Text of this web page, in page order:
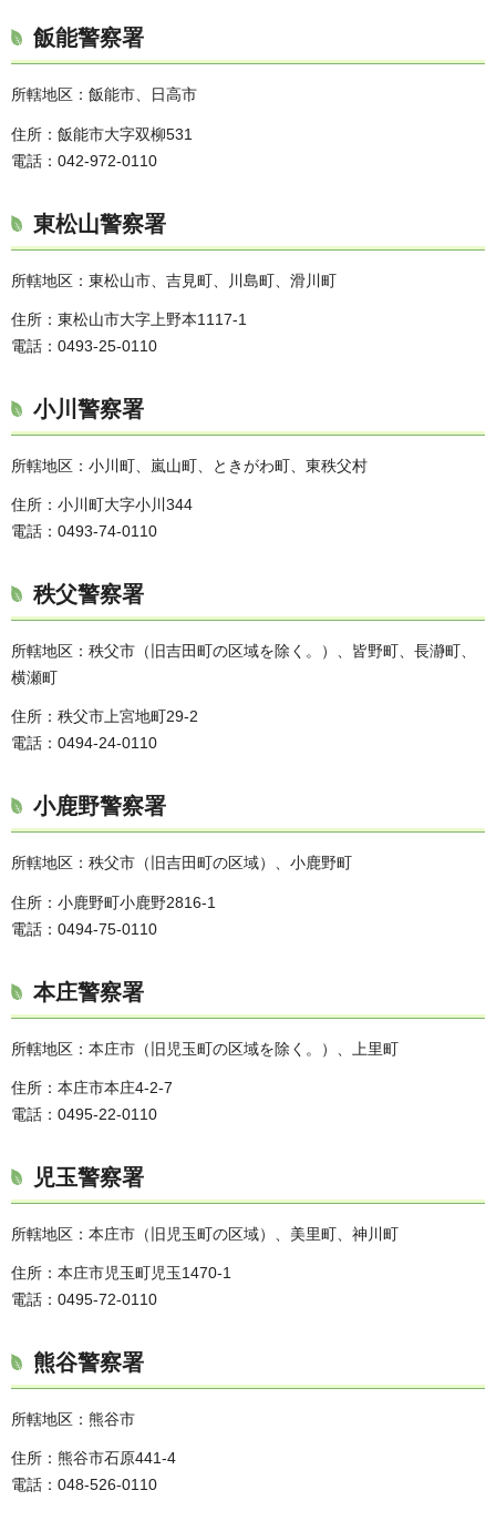
飯能警察署
所轄地区：飯能市、日高市
住所：飯能市大字双柳531
電話：042-972-0110
東松山警察署
所轄地区：東松山市、吉見町、川島町、滑川町
住所：東松山市大字上野本1117-1
電話：0493-25-0110
小川警察署
所轄地区：小川町、嵐山町、ときがわ町、東秩父村
住所：小川町大字小川344
電話：0493-74-0110
秩父警察署
所轄地区：秩父市（旧吉田町の区域を除く。）、皆野町、長瀞町、
横瀬町
住所：秩父市上宮地町29-2
電話：0494-24-0110
小鹿野警察署
所轄地区：秩父市（旧吉田町の区域）、小鹿野町
住所：小鹿野町小鹿野2816-1
電話：0494-75-0110
本庄警察署
所轄地区：本庄市（旧児玉町の区域を除く。）、上里町
住所：本庄市本庄4-2-7
電話：0495-22-0110
児玉警察署
所轄地区：本庄市（旧児玉町の区域）、美里町、神川町
住所：本庄市児玉町児玉1470-1
電話：0495-72-0110
熊谷警察署
所轄地区：熊谷市
住所：熊谷市石原441-4
電話：048-526-0110